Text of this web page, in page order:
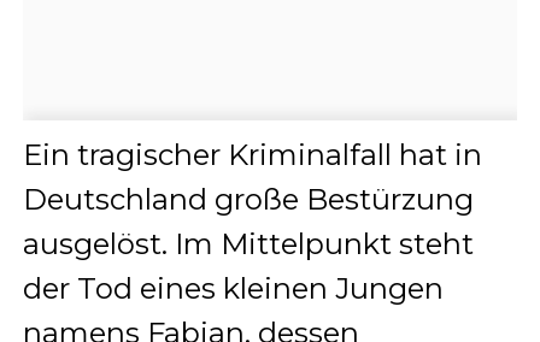
Ein tragischer Kriminalfall hat in
Deutschland große Bestürzung
ausgelöst. Im Mittelpunkt steht
der Tod eines kleinen Jungen
namens Fabian, dessen